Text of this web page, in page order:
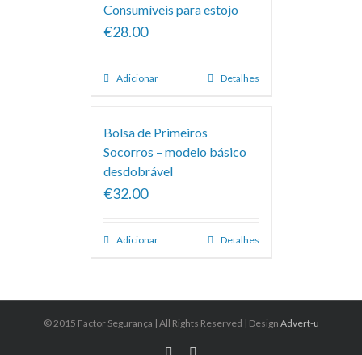
Consumíveis para estojo
€28.00
Adicionar Detalhes
Bolsa de Primeiros
Socorros – modelo básico
desdobrável
€32.00
Adicionar Detalhes
© 2015 Factor Segurança | All Rights Reserved | Design Advert-u